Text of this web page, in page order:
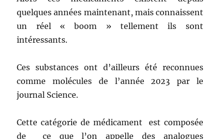
quelques années maintenant, mais connaissent
un réel « boom » tellement ils sont
intéressants.
Ces substances ont d’ailleurs été reconnues
comme molécules de l’année 2023 par le
journal Science.
Cette catégorie de médicament est composée
de ce que l’on appelle des analogues